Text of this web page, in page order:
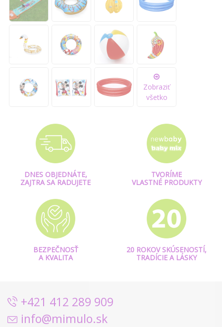
Zobraziť
všetko
DNES OBJEDNÁTE,
ZAJTRA SA RADUJETE
TVORÍME
VLASTNÉ PRODUKTY
BEZPEČNOSŤ
A KVALITA
20 ROKOV SKÚSENOSTÍ,
TRADÍCIE A LÁSKY
+421 412 289 909
info@mimulo.sk